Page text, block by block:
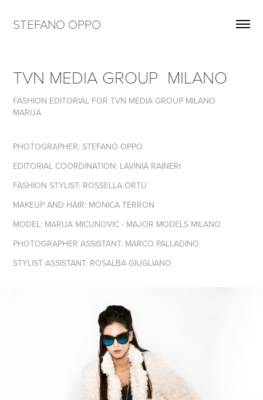
STEFANO OPPO
TVN MEDIA GROUP  MILANO
FASHION EDITORIAL FOR TVN MEDIA GROUP MILANO
MARIJA
PHOTOGRAPHER: STEFANO OPPO
EDITORIAL COORDINATION: LAVINIA RAINERI
FASHION STYLIST: ROSSELLA ORTU
MAKEUP AND HAIR: MONICA TERRON
MODEL: MARIJA MICUNOVIC - MAJOR MODELS MILANO
PHOTOGRAPHER ASSISTANT: MARCO PALLADINO
STYLIST ASSISTANT: ROSALBA GIUGLIANO